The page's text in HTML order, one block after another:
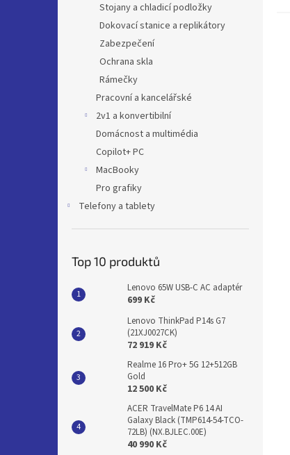
Stojany a chladicí podložky
Dokovací stanice a replikátory
Zabezpečení
Ochrana skla
Rámečky
Pracovní a kancelářské
2v1 a konvertibilní
Domácnost a multimédia
Copilot+ PC
MacBooky
Pro grafiky
Telefony a tablety
Top 10 produktů
Lenovo 65W USB-C AC adaptér
699 Kč
Lenovo ThinkPad P14s G7
(21XJ0027CK)
72 919 Kč
Realme 16 Pro+ 5G 12+512GB
Gold
12 500 Kč
ACER TravelMate P6 14 AI
Galaxy Black (TMP614-54-TCO-
72LB) (NX.BJLEC.00E)
40 990 Kč